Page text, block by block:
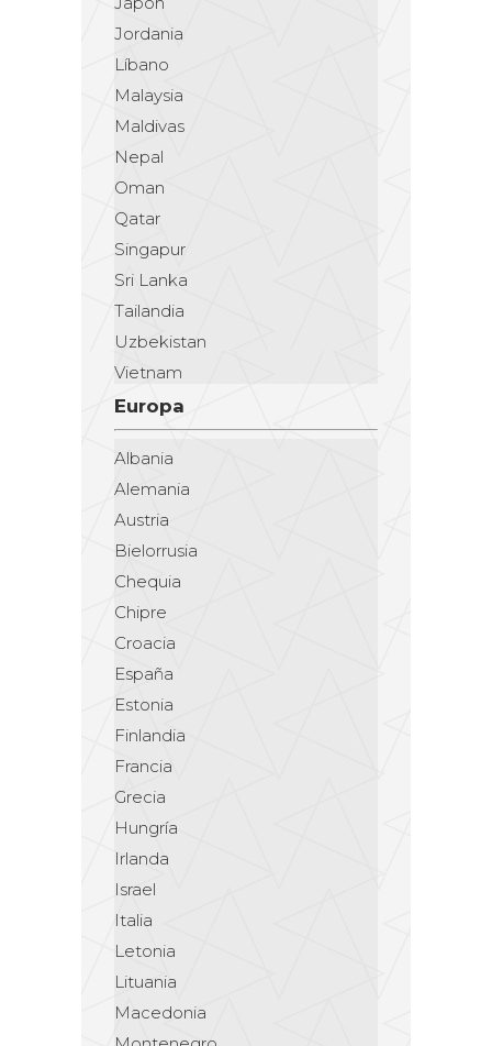
Jordania
Líbano
Malaysia
Maldivas
Nepal
Oman
Qatar
Singapur
Sri Lanka
Tailandia
Uzbekistan
Vietnam
Europa
Albania
Alemania
Austria
Bielorrusia
Chequia
Chipre
Croacia
España
Estonia
Finlandia
Francia
Grecia
Hungría
Irlanda
Israel
Italia
Letonia
Lituania
Macedonia